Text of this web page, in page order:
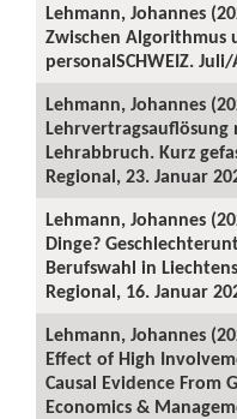
Lehmann, Johannes
Zwischen Algorithmus
personalSCHWEIZ.
Lehmann, Johannes
Lehrvertragsauflösung
Lehrabbruch. Kurz
Regional, 23. Januar
Lehmann, Johannes
Dinge?
Berufswahl in
Regional, 16. Januar
Lehmann, Johannes
Effect of High
Causal Evidence From
Economics &